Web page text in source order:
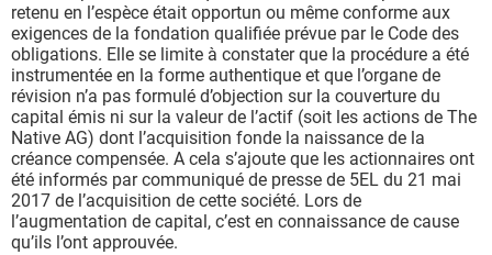
retenu en l’espèce était opportun ou même conforme aux
exigences de la fondation qualifiée prévue par le Code des
obligations. Elle se limite à constater que la procédure a été
instrumentée en la forme authentique et que l’organe de
révision n’a pas formulé d’objection sur la couverture du
capital émis ni sur la valeur de l’actif (soit les actions de The
Native AG) dont l’acquisition fonde la naissance de la
créance compensée. A cela s’ajoute que les actionnaires ont
été informés par communiqué de presse de 5EL du 21 mai
2017 de l’acquisition de cette société. Lors de
l’augmentation de capital, c’est en connaissance de cause
qu’ils l’ont approuvée.